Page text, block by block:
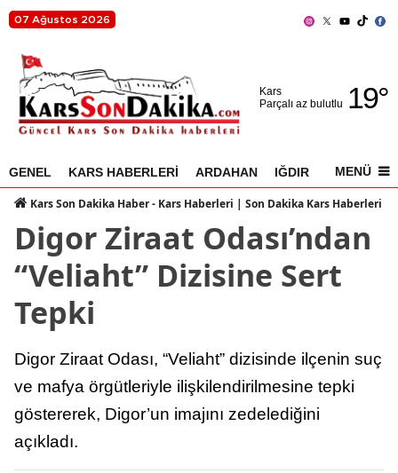
07 Ağustos 2026
Kars
Parçalı az bulutlu 19°
Adıyaman
Ağrı
Amasya
Ankara
Antalya
Balıkesir
Bilecik
GENEL KARS HABERLERİ ARDAHAN IĞDIR AKYAKA
MENÜ
Kars Son Dakika Haber - Kars Haberleri | Son Dakika Kars Haberleri
Digor Ziraat Odası’ndan
“Veliaht” Dizisine Sert
Tepki
Digor Ziraat Odası, “Veliaht” dizisinde ilçenin suç
ve mafya örgütleriyle ilişkilendirilmesine tepki
göstererek, Digor’un imajını zedelediğini
açıkladı.